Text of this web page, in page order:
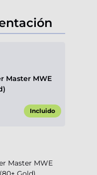
Master MWE
Incluido
Master MWE